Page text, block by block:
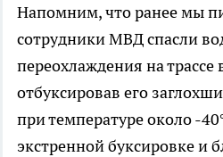
Напомним, что ранее мы
сотрудники МВД спасли
переохлаждения на трассе
отбуксировав его
при температуре около -
экстренной буксировке и